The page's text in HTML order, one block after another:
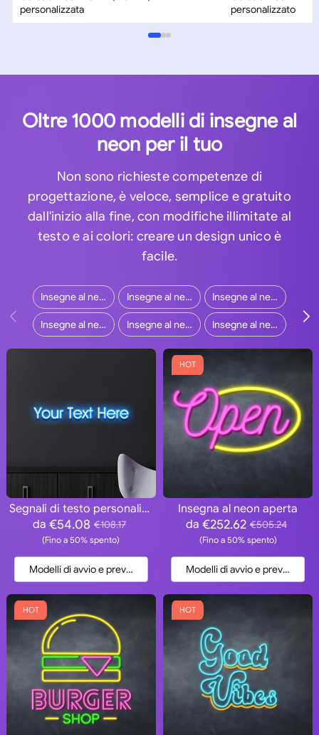
personalizzata
personalizzato
Oltre 1000 modelli di insegne al
neon per il tuo
Non sono richieste competenze di
progettazione, è veloce, semplice e gratuito
dall'inizio alla fine, con modifiche illimitate al
testo e ai colori: creare un design unico è
facile.
Insegne al neon per matrimoni Insegne al neon aziendali Insegne al neon personalizzate
Insegne al neon per la casa Insegne al neon per esterni Insegne al neon della barra
Segnali di testo personalizzati
da€54.08 €108.17
(Fino a 50% spento)
Modelli di avvio e preventivo
HOT
Insegna al neon aperta
da€252.62 €505.24
(Fino a 50% spento)
Modelli di avvio e preventivo
HOT HOT